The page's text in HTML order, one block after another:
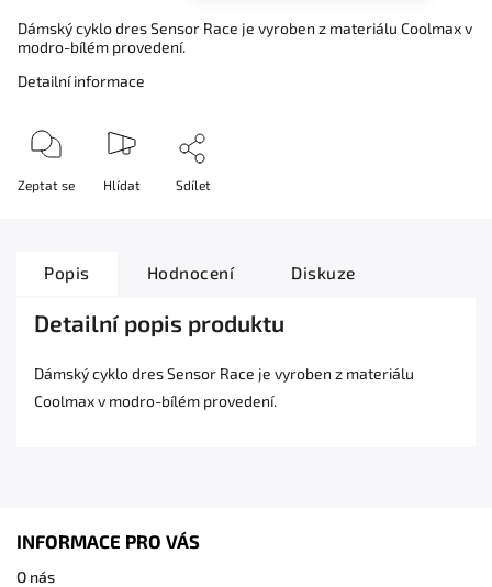
Dámský cyklo dres Sensor Race je vyroben z materiálu Coolmax v
modro-bílém provedení.
Detailní informace
Zeptat se Hlídat Sdílet
Popis Hodnocení Diskuze
Detailní popis produktu
Dámský cyklo dres Sensor Race je vyroben z materiálu
Coolmax v modro-bílém provedení.
INFORMACE PRO VÁS
O nás